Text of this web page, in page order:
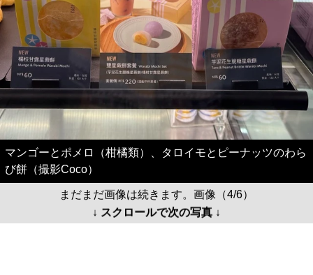
マンゴーとポメロ（柑橘類）、タロイモとピーナッツのわら
び餅（撮影Coco）
まだまだ画像は続きます。画像（4/6）
↓ スクロールで次の写真 ↓